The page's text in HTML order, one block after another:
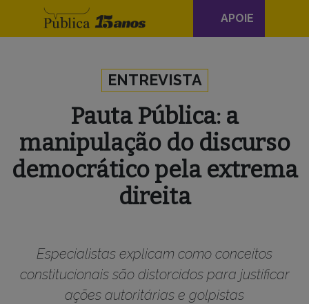
Navegação
principal
APOIE
ENTREVISTA
Pauta Pública: a
manipulação do discurso
democrático pela extrema
direita
Especialistas explicam como conceitos
constitucionais são distorcidos para justificar
ações autoritárias e golpistas